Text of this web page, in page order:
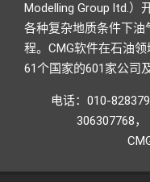
Modelling Group ltd.）
各种复杂地质条件下油
程。CMG软件在石油
61个国家的601家公司
电话：010-
306307768，